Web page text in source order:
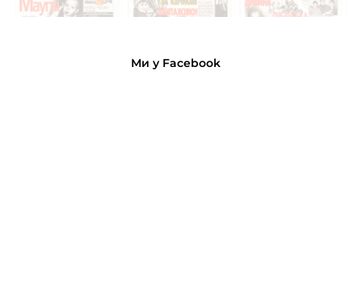
Ми у Facebook